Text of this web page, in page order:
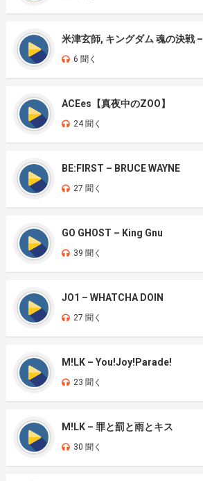
米津玄師, キングダム 魂の決戦
6 聞く
ACEes【真夜中のZOO】
24 聞く
BE:FIRST – BRUCE WAYNE
27 聞く
GO GHOST – King Gnu
39 聞く
JO1 – WHATCHA DOIN
27 聞く
M!LK – You!Joy!Parade!
23 聞く
M!LK – 罪と罰と雨とキス
30 聞く